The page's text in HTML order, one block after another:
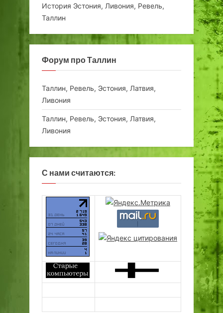
История Эстония, Ливония, Ревель,
Таллин
Форум про Таллин
Таллин, Ревель, Эстония, Латвия,
Ливония
Таллин, Ревель, Эстония, Латвия,
Ливония
С нами считаются: